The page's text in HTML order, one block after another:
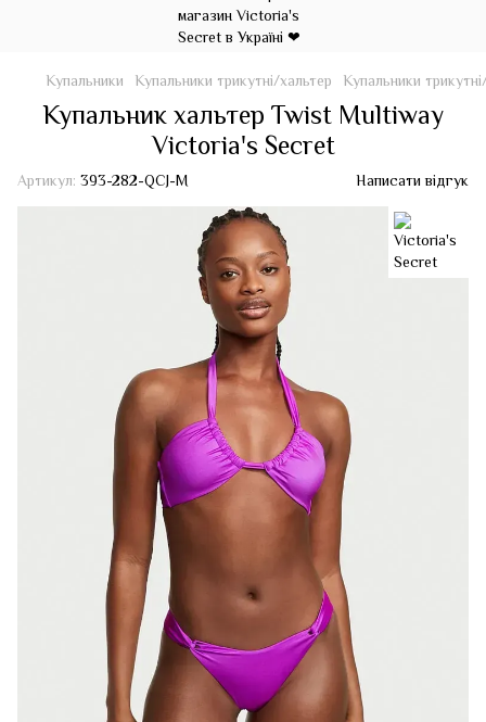
Купальники Купальники трикутні/хальтер Купальники
Купальник хальтер Twist Multiway
Victoria's Secret
Артикул: 393-282-QCJ-M Написати відгук